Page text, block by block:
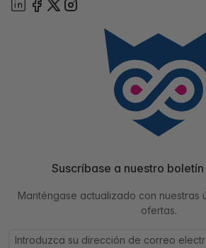
Suscríbase a nuestro
Manténgase actualizado con nuestras
ofertas.